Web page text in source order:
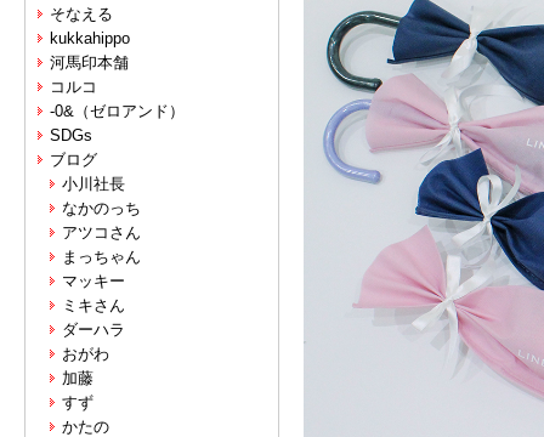
そなえる
kukkahippo
河馬印本舗
コルコ
-0&（ゼロアンド）
SDGs
ブログ
小川社長
なかのっち
アツコさん
まっちゃん
マッキー
ミキさん
ダーハラ
おがわ
加藤
すず
かたの